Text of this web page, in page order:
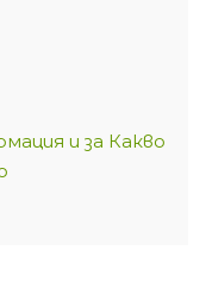
и за Какво